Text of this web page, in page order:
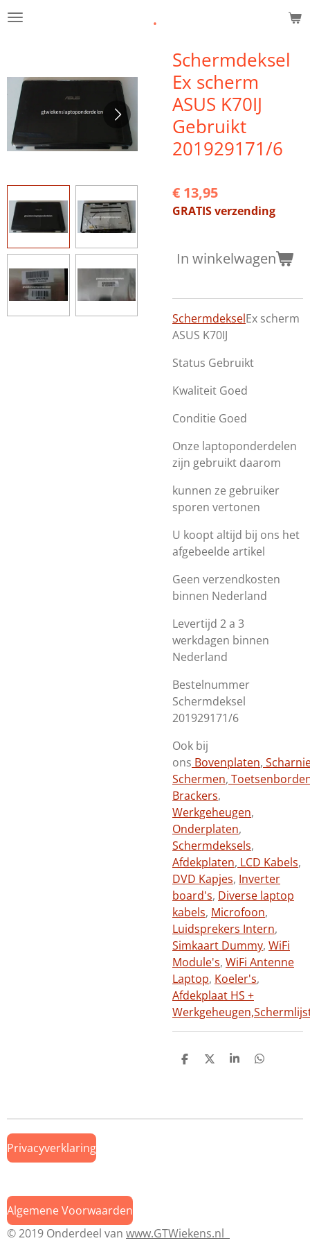
Ga
hoofdinhoud
.
Schermdeksel
Ex scherm
ASUS K70IJ
Gebruikt
201929171/6
€ 13,95
GRATIS verzending
In winkelwagen
SchermdekselEx scherm
ASUS K70IJ
Status Gebruikt
Kwaliteit Goed
Conditie Goed
Onze laptoponderdelen
zijn gebruikt daarom
kunnen ze gebruiker
sporen vertonen
U koopt altijd bij ons het
afgebeelde artikel
Geen verzendkosten
binnen Nederland
Levertijd 2 a 3
werkdagen binnen
Nederland
Bestelnummer
Schermdeksel
201929171/6
Ook bij
ons Bovenplaten,
Schermen,
Brackers,
Werkgeheugen,
Onderplaten,
Schermdeksels,
Afdekplaten, LCD Kabels,
DVD Kapjes, Inverter
board's, Diverse laptop
kabels, Microfoon,
Luidsprekers Intern,
Simkaart Dummy, WiFi
Module's, WiFi Antenne
Laptop, Koeler's,
Afdekplaat HS +
Werkgeheugen,
D
D
S
D
Privacyverklaring
Algemene Voorwaarden
© 2019 Onderdeel van www.GTWiekens.nl